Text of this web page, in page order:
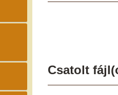
Csatolt